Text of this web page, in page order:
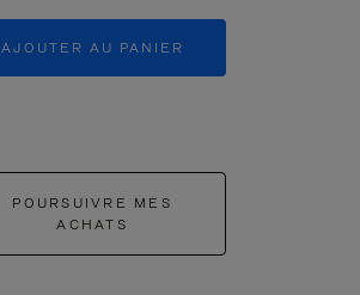
AJOUTER AU PANIER
POURSUIVRE MES
ACHATS